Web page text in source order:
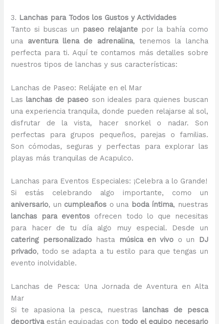
3. Lanchas para Todos los Gustos y Actividades
Tanto si buscas un paseo relajantepor la bahía como
una aventura llena de adrenalina, tenemos la lancha
perfecta para ti. Aquí te contamos más detalles sobre
nuestros tipos de lanchas y sus características:
Lanchas de Paseo: Relájate en el Mar
Las lanchas de paseo son ideales para quienes buscan
una experiencia tranquila, donde pueden relajarse al sol,
disfrutar de la vista, hacer snorkel o nadar. Son
perfectas para grupos pequeños, parejas o familias.
Son cómodas, seguras y perfectas para explorar las
playas más tranquilas de Acapulco.
Lanchas para Eventos Especiales: ¡Celebra a lo Grande!
Si estás celebrando algo importante, como un
aniversario, un cumpleaños o una boda íntima, nuestras
lanchas para eventos ofrecen todo lo que necesitas
para hacer de tu día algo muy especial. Desde un
catering personalizadohasta música en vivo o un
DJ
privado, todo se adapta a tu estilo para que tengas un
evento inolvidable.
Lanchas de Pesca: Una Jornada de Aventura en Alta
Mar
Si te apasiona la pesca, nuestras lanchas de pesca
deportivaestán equipadas con todo el equipo necesario